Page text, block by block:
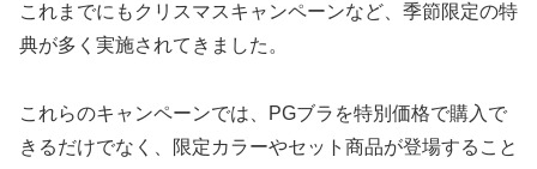
これまでにもクリスマスキャンペーンなど、季節限定の特
典が多く実施されてきました。
これらのキャンペーンでは、PGブラを特別価格で購入で
きるだけでなく、限定カラーやセット商品が登場すること